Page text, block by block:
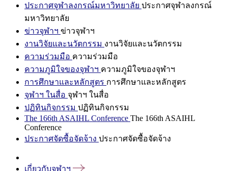
ประกาศจุฬาลงกรณ์มหาวิทยาลัย ประกาศจุฬาลงกรณ์
มหาวิทยาลัย
ข่าวจุฬาฯ ข่าวจุฬาฯ
งานวิจัยและนวัตกรรม งานวิจัยและนวัตกรรม
ความร่วมมือ ความร่วมมือ
ความภูมิใจของจุฬาฯ ความภูมิใจของจุฬาฯ
การศึกษาและหลักสูตร การศึกษาและหลักสูตร
จุฬาฯ ในสื่อ จุฬาฯ ในสื่อ
ปฏิทินกิจกรรม ปฏิทินกิจกรรม
The 166th ASAIHL Conference The 166th ASAIHL
Conference
ประกาศจัดซื้อจัดจ้าง ประกาศจัดซื้อจัดจ้าง
เกี่ยวกับจุฬาฯ